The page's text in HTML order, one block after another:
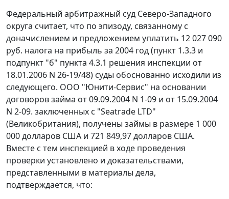
Федеральный арбитражный суд Северо-Западного
округа считает, что по эпизоду, связанному с
доначислением и предложением уплатить 12 027 090
руб. налога на прибыль за 2004 год (пункт 1.3.3 и
подпункт "б" пункта 4.3.1 решения инспекции от
18.01.2006 N 26-19/48) суды обоснованно исходили из
следующего. ООО "Юнити-Сервис" на основании
договоров займа от 09.09.2004 N 1-09 и от 15.09.2004
N 2-09. заключенных с "Seatrade LTD"
(Великобритания), получены займы в размере 1 000
000 долларов США и 721 849,97 долларов США.
Вместе с тем инспекцией в ходе проведения
проверки установлено и доказательствами,
представленными в материалы дела,
подтверждается, что: